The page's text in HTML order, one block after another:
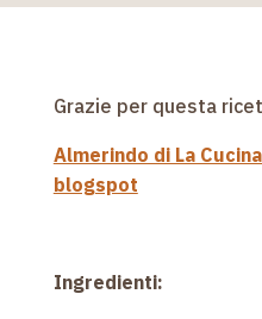
Grazie per questa
Almerindo di La
blogspot
Ingredienti: